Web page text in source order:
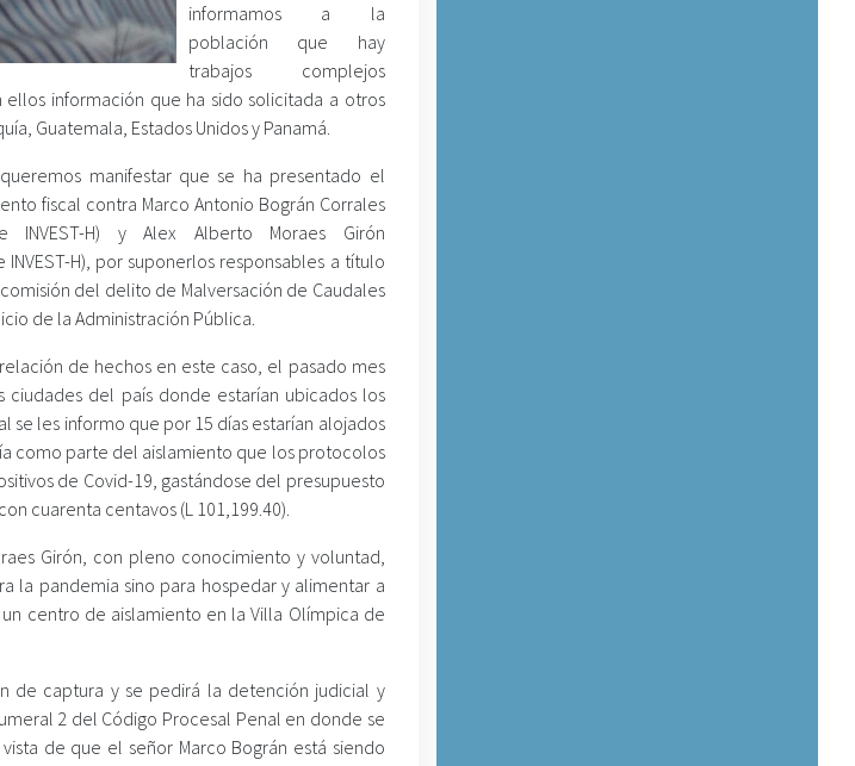
informamos a la
población que hay
trabajos complejos
ellos información que ha sido solicitada a otros
Guatemala, Estados Unidos y Panamá.
manifestar que se ha presentado el
fiscal contra Marco Antonio Bográn Corrales
INVEST-H) y Alex Alberto Moraes Girón
INVEST-H), por suponerlos responsables a título
del delito de Malversación de Caudales
de la Administración Pública.
de hechos en este caso, el pasado mes
ciudades del país donde estarían ubicados los
se les informo que por 15 días estarían alojados
como parte del aislamiento que los protocolos
de Covid-19, gastándose del presupuesto
cuarenta centavos (L 101,199.40).
Girón, con pleno conocimiento y voluntad,
la pandemia sino para hospedar y alimentar a
centro de aislamiento en la Villa Olímpica de
de captura y se pedirá la detención judicial y
2 del Código Procesal Penal en donde se
de que el señor Marco Bográn está siendo